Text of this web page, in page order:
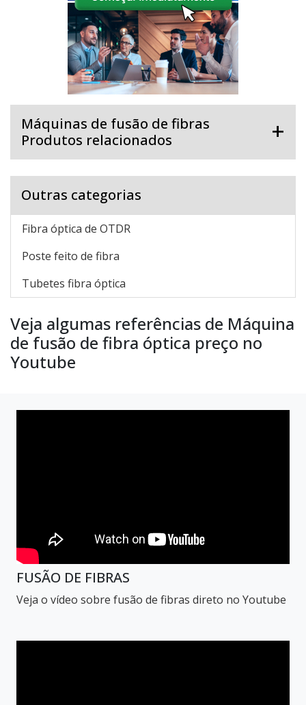
Máquinas de fusão de fibras
Produtos relacionados
Outras categorias
Fibra óptica de OTDR
Poste feito de fibra
Tubetes fibra óptica
Veja algumas referências de Máquina
de fusão de fibra óptica preço no
Youtube
FUSÃO DE FIBRAS
Veja o vídeo sobre fusão de fibras direto no Youtube